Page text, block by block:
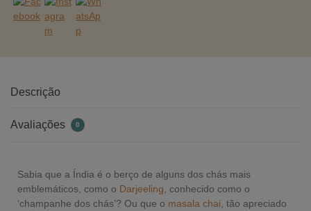
Descrição
Avaliações 0
Sabia que a Índia é o berço de alguns dos chás mais
emblemáticos, como o Darjeeling , conhecido como o
‘champanhe dos chás’? Ou que o masala chai , tão apreciado